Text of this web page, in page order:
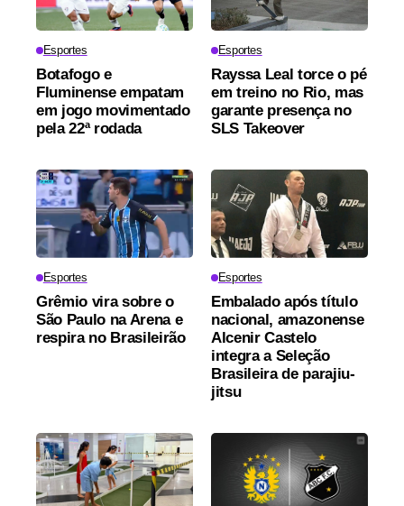
Esportes
Botafogo e
Fluminense empatam
em jogo movimentado
pela 22ª rodada
Esportes
Rayssa Leal torce o pé
em treino no Rio, mas
garante presença no
SLS Takeover
Esportes
Grêmio vira sobre o
São Paulo na Arena e
respira no Brasileirão
Esportes
Embalado após título
nacional, amazonense
Alcenir Castelo
integra a Seleção
Brasileira de parajiu-
jitsu